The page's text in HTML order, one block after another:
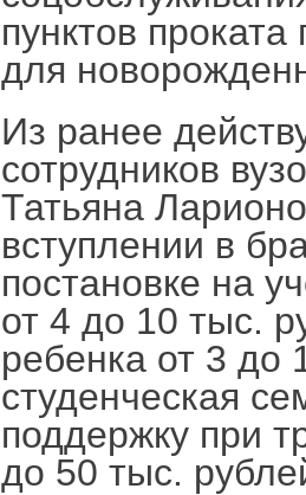
пунктов
для
Из ранее
сотрудников
Татьяна
вступлении в
постановке на
от 4 до 10 тыс.
ребенка от 3 до
студенческая
поддержку при
до 50 тыс.